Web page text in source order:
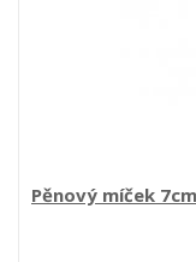
Pěnový míček